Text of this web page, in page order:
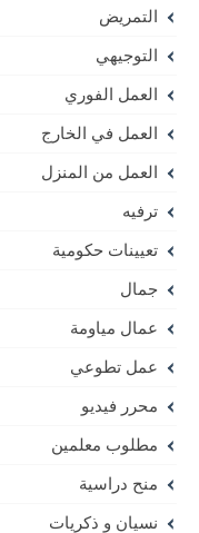
التمريض
التوجيهي
العمل الفوري
العمل في الخارج
العمل من المنزل
ترفيه
تعيينات حكومية
جمال
عمال مياومة
عمل تطوعي
محرر فيديو
مطلوب معلمين
منح دراسية
نسيان و ذكريات